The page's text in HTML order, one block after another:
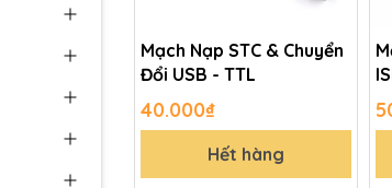
Mạch Nạp STC & Chuyển
Đổi USB - TTL
40.000₫
Hết hàng